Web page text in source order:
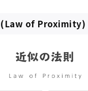
(Law of Proximity)